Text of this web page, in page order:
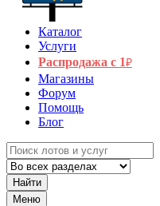
Каталог
Услуги
Распродажа с 1₽
Магазины
Форум
Помощь
Блог
Найти
Меню